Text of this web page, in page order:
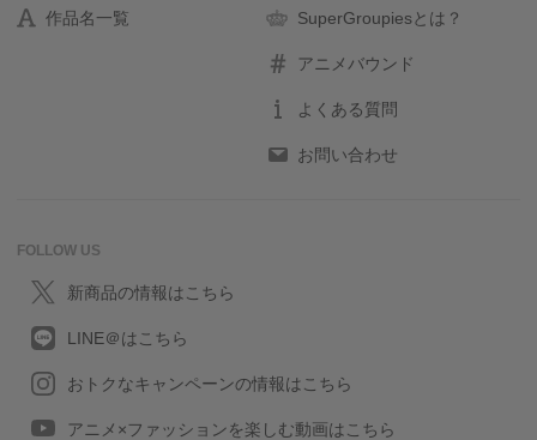
作品名一覧 SuperGroupiesとは？
アニメバウンド
よくある質問
お問い合わせ
FOLLOW US
新商品の情報はこちら
LINE＠はこちら
おトクなキャンペーンの情報はこちら
アニメ×ファッションを楽しむ動画はこちら